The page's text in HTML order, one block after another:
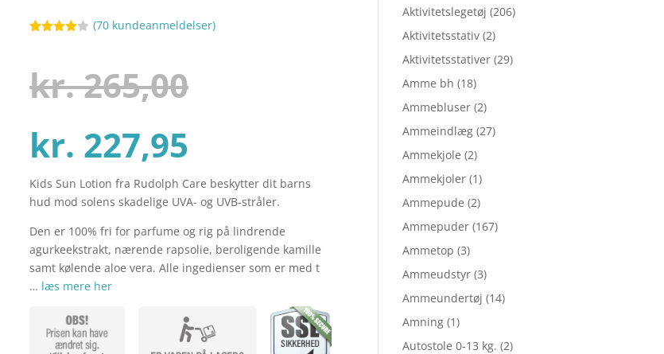
baseret
på
kundebed
(70kundeanmeldelser)
kr.265,00
pris
var:
kr. 265,00.
kr. 227,95
aktuelle
pris
er:
Kids Sun Lotion fra Rudolph Care beskytter dit barns
hud mod solens skadelige UVA- og UVB-stråler.
Den er 100% fri for parfume og rig på lindrende
agurkeekstrakt, nærende rapsolie, beroligende kamille
samt kølende aloe vera. Alle ingedienser som er med t
… læs mere her
Aktivitetslegetøj (206)
Aktivitetsstativ (2)
Aktivitetsstativer (29)
Amme bh (18)
Ammebluser (2)
Ammeindlæg (27)
Ammekjole (2)
Ammekjoler (1)
Ammepude (2)
Ammepuder (167)
Ammetop (3)
Ammeudstyr (3)
Ammeundertøj (14)
Amning (1)
Autostole 0-13 kg. (2)